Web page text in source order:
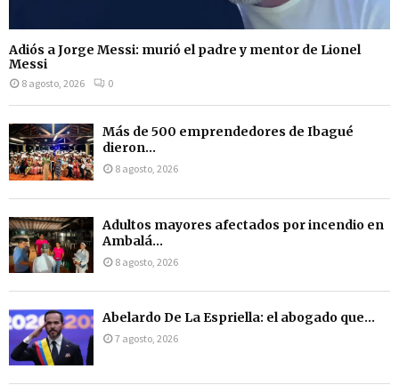
Adiós a Jorge Messi: murió el padre y mentor de Lionel
Messi
8 agosto, 2026 0
Más de 500 emprendedores de Ibagué
dieron...
8 agosto, 2026
Adultos mayores afectados por incendio en
Ambalá...
8 agosto, 2026
Abelardo De La Espriella: el abogado que...
7 agosto, 2026